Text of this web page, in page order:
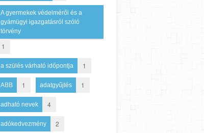
A gyermekek védelméről és a
gyámügyi igazgatásról szóló
törvény
1
a szülés várható időpontja 1
ABB 1 adatgyűjtés 1
adható nevek 4
adókedvezmény 2